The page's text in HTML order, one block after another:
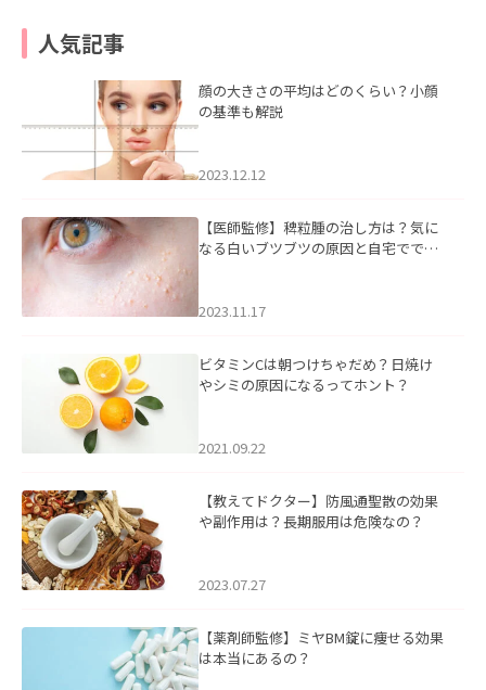
人気記事
顔の大きさの平均はどのくらい？小顔
の基準も解説
2023.12.12
【医師監修】稗粒腫の治し方は？気に
なる白いブツブツの原因と自宅ででき
2023.11.17
ビタミンCは朝つけちゃだめ？日焼け
やシミの原因になるってホント？
2021.09.22
【教えてドクター】防風通聖散の効果
や副作用は？長期服用は危険なの？
2023.07.27
【薬剤師監修】ミヤBM錠に痩せる効果
は本当にあるの？